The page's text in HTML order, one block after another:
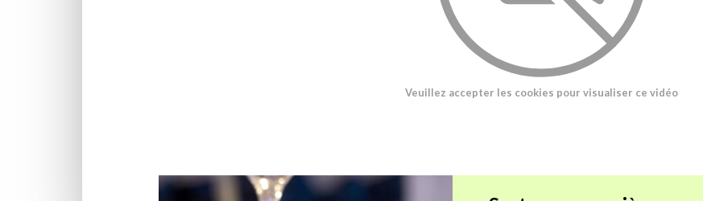
Veuillez accepter les cookies pour visualiser ce vidéo